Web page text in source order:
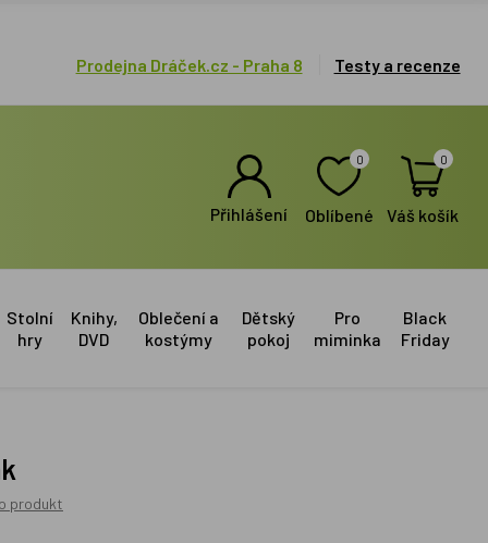
Prodejna Dráček.cz - Praha 8 Testy a recenze
Přihlášení
0
Oblíbené
0
Váš košík
Stolní
hry
Knihy,
DVD
Oblečení a
kostýmy
Dětský
pokoj
Pro
miminka
Black
Friday
produkt